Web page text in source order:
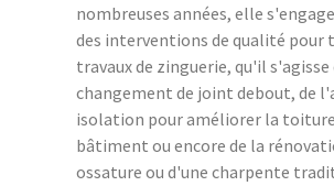
nombreuses années, elle
des interventions de qualité pour
travaux de zinguerie, qu'il s'agisse
changement de joint debout, de
isolation pour améliorer la
bâtiment ou encore de la
ossature ou d'une charpente